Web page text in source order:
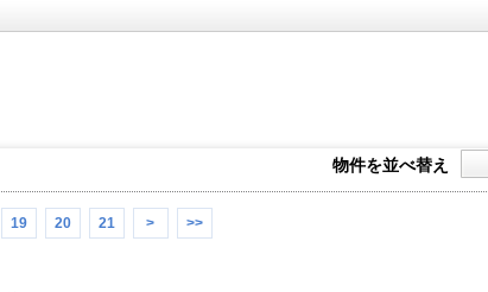
物件を並べ替え
19 20 21 > >>